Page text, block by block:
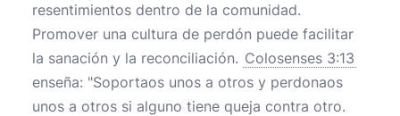
resentimientos dentro de la comunidad.
Promover una cultura de perdón puede facilitar
la sanación y la reconciliación. Colosenses 3:13
enseña: "Soportaos unos a otros y perdonaos
unos a otros si alguno tiene queja contra otro.